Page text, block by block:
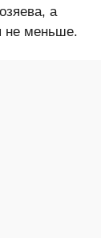
а
не меньше.